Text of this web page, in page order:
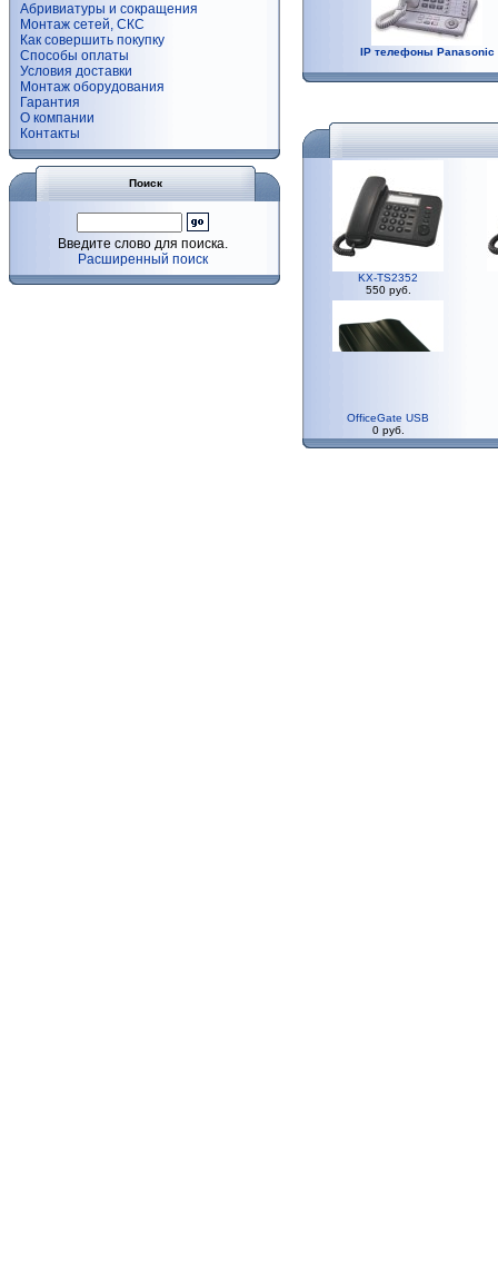
Абривиатуры и сокращения
Монтаж сетей, СКС
Как совершить покупку
Способы оплаты
Условия доставки
Монтаж оборудования
Гарантия
О компании
Контакты
Поиск
Введите слово для поиска.
Расширенный поиск
IP телефоны Panasonic
KX-TS2352
550 руб.
OfficeGate USB
0 руб.